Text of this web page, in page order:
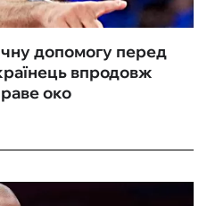
допомогу перед
впродовж
око